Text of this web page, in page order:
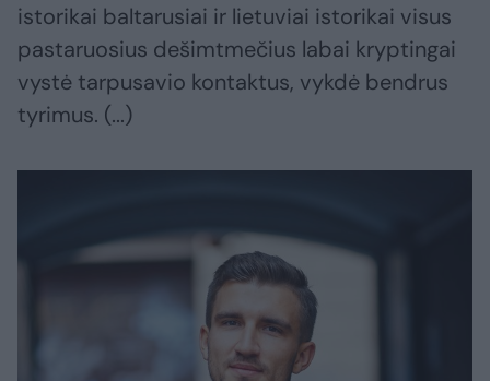
istorikai baltarusiai ir lietuviai istorikai visus
pastaruosius dešimtmečius labai kryptingai
vystė tarpusavio kontaktus, vykdė bendrus
tyrimus. (...)